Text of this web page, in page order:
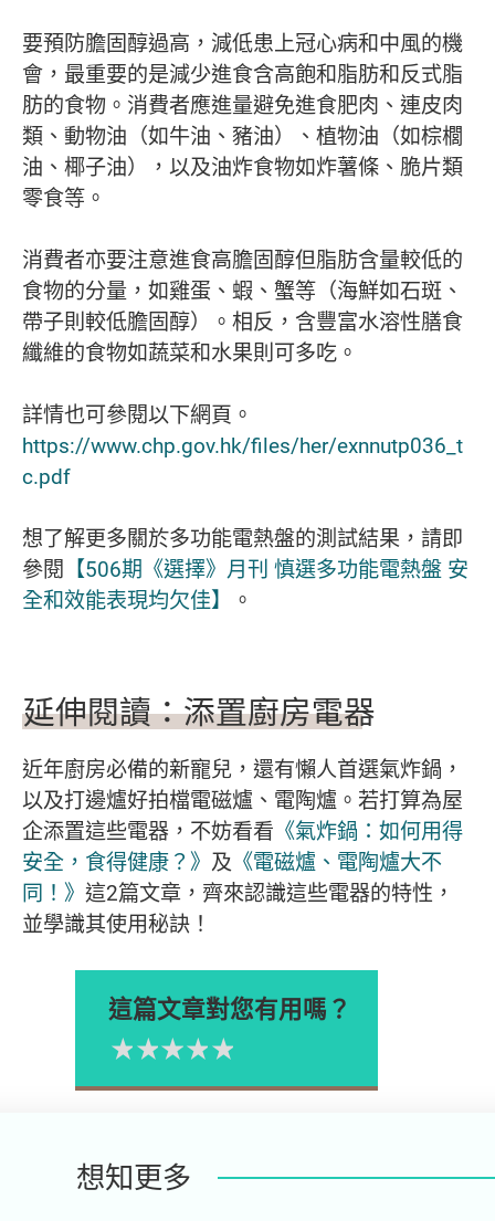
要預防膽固醇過高，減低患上冠心病和中風的機
會，最重要的是減少進食含高飽和脂肪和反式脂
肪的食物。消費者應進量避免進食肥肉、連皮肉
類、動物油（如牛油、豬油）、植物油（如棕櫚
油、椰子油），以及油炸食物如炸薯條、脆片類
零食等。
消費者亦要注意進食高膽固醇但脂肪含量較低的
食物的分量，如雞蛋、蝦、蟹等（海鮮如石斑、
帶子則較低膽固醇）。相反，含豐富水溶性膳食
纖維的食物如蔬菜和水果則可多吃。
詳情也可參閱以下網頁。
https://www.chp.gov.hk/files/her/exnnutp036_t
c.pdf
想了解更多關於多功能電熱盤的測試結果，請即
參閱 【506期《選擇》月刊 慎選多功能電熱盤 安
全和效能表現均欠佳】
。
延伸閱讀：添置廚房電器
近年廚房必備的新寵兒，還有懶人首選氣炸鍋，
以及打邊爐好拍檔電磁爐、電陶爐。若打算為屋
企添置這些電器，不妨看看 《氣炸鍋：如何用得
安全，食得健康？》 及 《電磁爐、電陶爐大不
同！》 這2篇文章，齊來認識這些電器的特性，
並學識其使用秘訣！
這篇文章對您有用嗎？
Please rate
4星
3星
2星
1星
想知更多